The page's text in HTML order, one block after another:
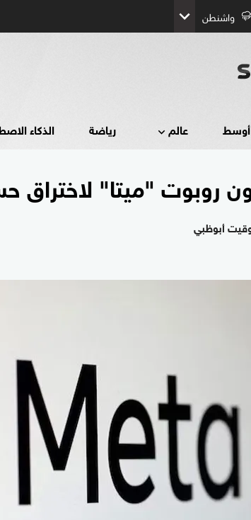
واشنطن
عالم رياضة الذكاء
روبوت "ميتا" لاختراق